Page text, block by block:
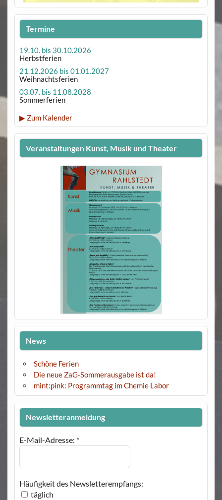
Termine
19.10. bis 30.10.2026
Herbstferien
21.12.2026 bis 01.01.2027
Weihnachtsferien
03.07. bis 11.08.2028
Sommerferien
▶ Zum Kalender
Veranstaltungen Kunst, Musik und Theater
News
Schöne Ferien
Die neue ZaG-Sommerausgabe ist da!
mint:pink: Programmtag im Chemie Labor
Newsletteranmeldung
E-Mail-Adresse: *
Häufigkeit des Newsletterempfangs:
täglich